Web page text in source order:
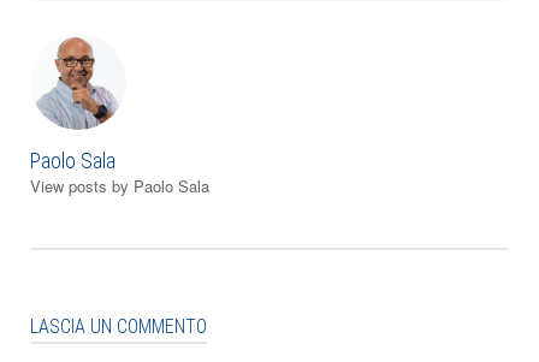
Paolo Sala
View posts by Paolo Sala
LASCIA UN COMMENTO